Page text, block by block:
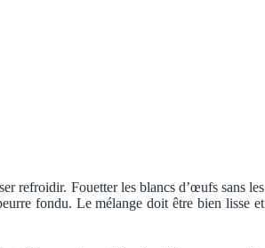
refroidir. Fouetter les blancs d’œufs sans les
fondu. Le mélange doit être bien lisse et